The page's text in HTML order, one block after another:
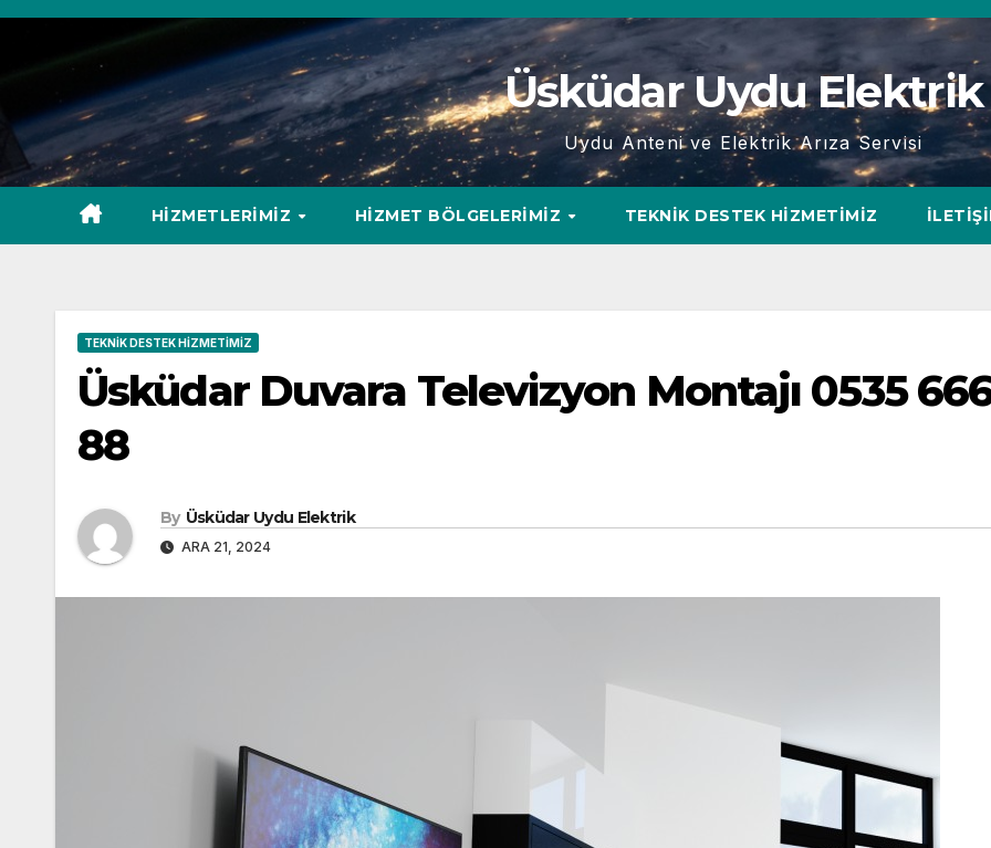
Skip
Üsküdar Uydu Elektrik
Uydu Anteni ve Elektrik Arıza Servisi
HIZMETLERIMIZ HIZMET BÖLGELERIMIZ TEKNIK DESTEK HIZMETIMIZ
TEKNIK DESTEK HIZMETIMIZ
Üsküdar Duvara Televizyon Montajı 0535
88
By Üsküdar Uydu Elektrik
ARA 21, 2024